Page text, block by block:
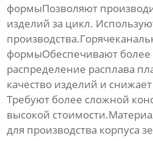
формыПозволяют
изделий за цикл.
формыОбеспечивают
распределение расплава
качество изделий и
Требуют более сложной
высокой
для производства корпуса